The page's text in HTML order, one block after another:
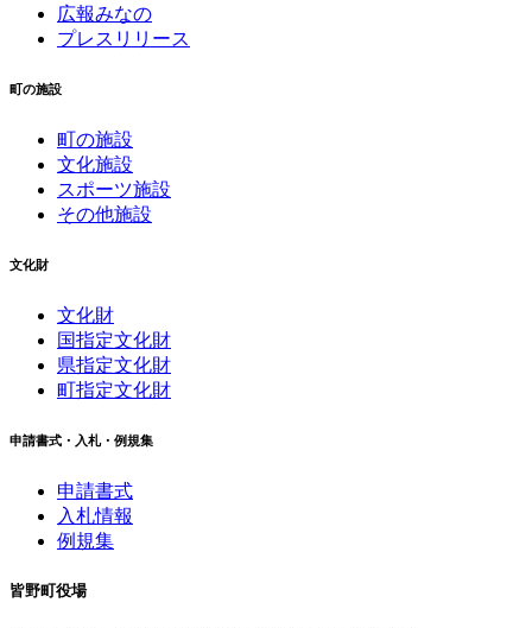
広報みなの
プレスリリース
町の施設
町の施設
文化施設
スポーツ施設
その他施設
文化財
文化財
国指定文化財
県指定文化財
町指定文化財
申請書式・入札・例規集
申請書式
入札情報
例規集
皆野町役場